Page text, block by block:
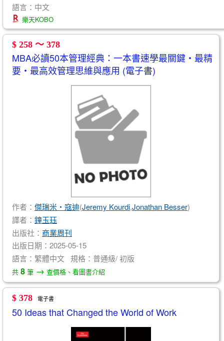
語言：中文
樂天KOBO
$ 258 ～ 378
MBA必讀50本管理經典：一本書速學最關鍵‧最精
要‧最高效管理思維與應用 (電子書)
作者： 傑瑞米‧寇迪(Jeremy Kourdi,Jonathan Besser)
譯者： 鐘玉珏
出版社： 商業周刊
出版日期：2025-05-15
語言：繁體中文 規格：普通級/ 初版
共 8 筆 → 查價格、看圖書介紹
$ 378 電子書
50 Ideas that Changed the World of Work